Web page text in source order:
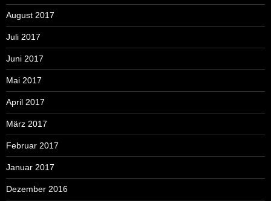
August 2017
Juli 2017
Juni 2017
Mai 2017
April 2017
März 2017
Februar 2017
Januar 2017
Dezember 2016